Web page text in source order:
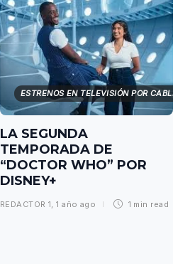
ESTRENOS EN TELEVISIÓN POR
LA SEGUNDA
TEMPORADA DE
“DOCTOR WHO” POR
DISNEY+
REDACTOR 1,1 año ago 1 min read